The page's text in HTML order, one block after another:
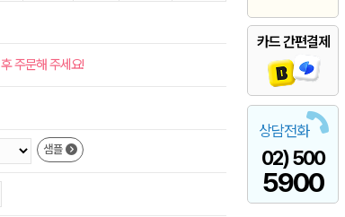
카드 간편결제
상담전화
02) 500
5900
주문해 주세요!
샘플